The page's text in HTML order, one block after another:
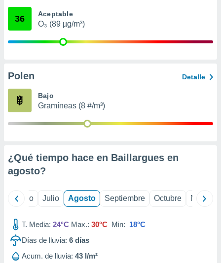
mediante
publicidad
de
36 Aceptable
O₃ (89 µg/m³)
Polen Detalle
Bajo
Gramíneas (8 #/m³)
¿Qué tiempo hace en Baillargues en
agosto?
Junio Julio Agosto Septiembre Octubre
T. Media: 24°C Max.: 30°C Min: 18°C
Días de lluvia: 6 días
Acum. de lluvia: 43 l/m²